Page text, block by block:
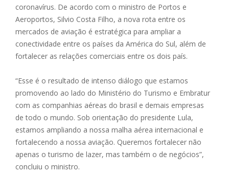
coronavírus. De acordo com o ministro de Portos e
Aeroportos, Silvio Costa Filho, a nova rota entre os
mercados de aviação é estratégica para ampliar a
conectividade entre os países da América do Sul, além de
fortalecer as relações comerciais entre os dois país.
“Esse é o resultado de intenso diálogo que estamos
promovendo ao lado do Ministério do Turismo e Embratur
com as companhias aéreas do brasil e demais empresas
de todo o mundo. Sob orientação do presidente Lula,
estamos ampliando a nossa malha aérea internacional e
fortalecendo a nossa aviação. Queremos fortalecer não
apenas o turismo de lazer, mas também o de negócios”,
concluiu o ministro.